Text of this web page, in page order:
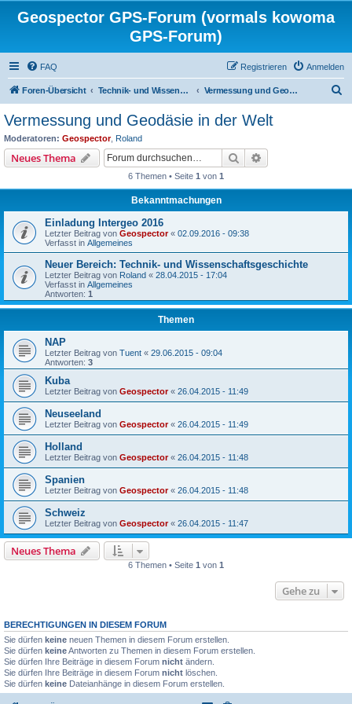
Geospector GPS-Forum (vormals kowoma
GPS-Forum)
FAQ Anmelden
Registrieren
Foren-Übersicht Technik- und Wissenschaftsgeschichte Vermessung und Geodäsie in der Welt
Vermessung und Geodäsie in der Welt
Moderatoren: Geospector, Roland
Neues Thema Suche
6 Themen • Seite 1 von 1
Bekanntmachungen
Einladung Intergeo 2016
Letzter Beitrag von Geospector« 02.09.2016 - 09:38
Verfasst in Allgemeines
Neuer Bereich: Technik- und Wissenschaftsgeschichte
Letzter Beitrag von Roland « 28.04.2015 - 17:04
Verfasst in Allgemeines
Antworten: 1
Themen
NAP
Letzter Beitrag von Tuent « 29.06.2015 - 09:04
Antworten: 3
Kuba
Letzter Beitrag von Geospector« 26.04.2015 - 11:49
Neuseeland
Letzter Beitrag von Geospector« 26.04.2015 - 11:49
Holland
Letzter Beitrag von Geospector« 26.04.2015 - 11:48
Spanien
Letzter Beitrag von Geospector« 26.04.2015 - 11:48
Schweiz
Letzter Beitrag von Geospector« 26.04.2015 - 11:47
Neues Thema
6 Themen • Seite 1 von 1
Gehe zu
BERECHTIGUNGEN IN DIESEM FORUM
Sie dürfen keine neuen Themen in diesem Forum erstellen.
Sie dürfen keineAntworten zu Themen in diesem Forum erstellen.
Sie dürfen Ihre Beiträge in diesem Forum nicht ändern.
Sie dürfen Ihre Beiträge in diesem Forum nicht löschen.
Sie dürfen keine Dateianhänge in diesem Forum erstellen.